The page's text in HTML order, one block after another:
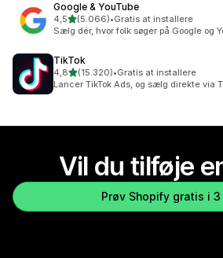
Google & YouTube
4,5ud af 5 stjerner
(5.066)
5066 anmeldelser i alt
•Gratis at installere
Sælg dér, hvor folk søger på Google og
TikTok
4,8ud af 5 stjerner
(15.320)
15320 anmeldelser i alt
•Gratis at installere
Lancer TikTok Ads, og sælg direkte via
Vil du tilføje
Prøv Shopify gratis i 3